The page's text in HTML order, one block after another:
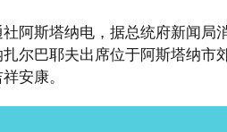
社阿斯塔纳电，据总统府新闻局
扎尔巴耶夫出席位于阿斯塔纳市
安康。